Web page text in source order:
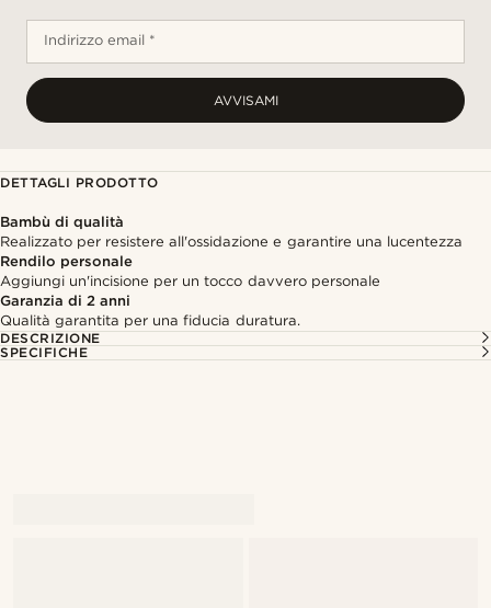
Indirizzo email *
AVVISAMI
DETTAGLI PRODOTTO
Bambù di qualità
Realizzato per resistere all'ossidazione e garantire una lucentezza
Rendilo personale
Aggiungi un'incisione per un tocco davvero personale
Garanzia di 2 anni
Qualità garantita per una fiducia duratura.
DESCRIZIONE
SPECIFICHE